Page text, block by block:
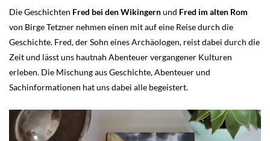
Die Geschichten Fred bei den Wikingernund Fred im alten Rom
von Birge Tetzner nehmen einen mit auf eine Reise durch die
Geschichte. Fred, der Sohn eines Archäologen, reist dabei durch die
Zeit und lässt uns hautnah Abenteuer vergangener Kulturen
erleben. Die Mischung aus Geschichte, Abenteuer und
Sachinformationen hat uns dabei alle begeistert.